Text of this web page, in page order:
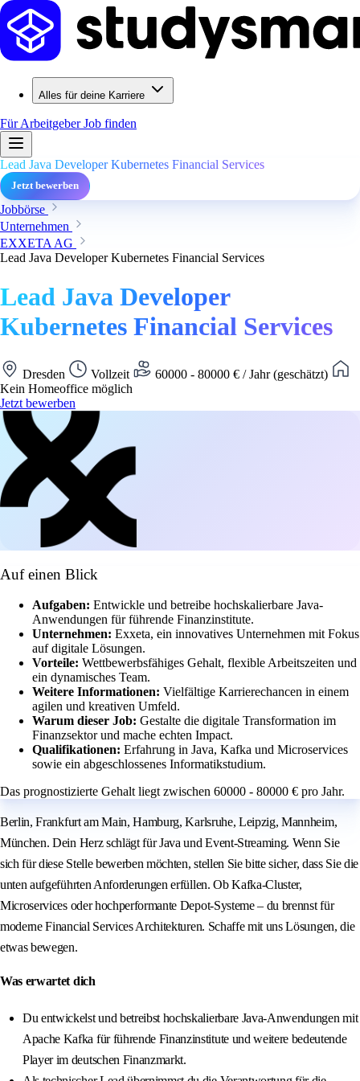
Alles für deine Karriere
Für ArbeitgeberJob finden
Lead Java Developer Kubernetes Financial Services
Jetzt bewerben
Jobbörse
Unternehmen
EXXETA AG
Lead Java Developer Kubernetes Financial Services
Lead Java Developer
Kubernetes Financial Services
Dresden Vollzeit
60000 - 80000 € / Jahr (geschätzt)
Kein Homeoffice möglich
Jetzt bewerben
Auf einen Blick
Aufgaben: Entwickle und betreibe hochskalierbare Java-
Anwendungen für führende Finanzinstitute.
Unternehmen: Exxeta, ein innovatives Unternehmen mit Fokus
auf digitale Lösungen.
Vorteile: Wettbewerbsfähiges Gehalt, flexible Arbeitszeiten und
ein dynamisches Team.
Weitere Informationen: Vielfältige Karrierechancen in einem
agilen und kreativen Umfeld.
Warum dieser Job: Gestalte die digitale Transformation im
Finanzsektor und mache echten Impact.
Qualifikationen: Erfahrung in Java, Kafka und Microservices
sowie ein abgeschlossenes Informatikstudium.
Das prognostizierte Gehalt liegt zwischen 60000 - 80000 € pro Jahr.
Berlin, Frankfurt am Main, Hamburg, Karlsruhe, Leipzig, Mannheim,
München. Dein Herz schlägt für Java und Event-Streaming. Wenn Sie
sich für diese Stelle bewerben möchten, stellen Sie bitte sicher, dass Sie die
unten aufgeführten Anforderungen erfüllen. Ob Kafka-Cluster,
Microservices oder hochperformante Depot-Systeme – du brennst für
moderne Financial Services Architekturen. Schaffe mit uns Lösungen, die
etwas bewegen.
Was erwartet dich
Du entwickelst und betreibst hochskalierbare Java-Anwendungen mit
Apache Kafka für führende Finanzinstitute und weitere bedeutende
Player im deutschen Finanzmarkt.